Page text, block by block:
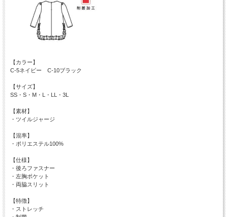
【カラー】
C-5ネイビー C-10ブラック
【サイズ】
SS・S・M・L・LL・3L
【素材】
・ツイルジャージ
【混率】
・ポリエステル100%
【仕様】
・後ろファスナー
・左胸ポケット
・両脇スリット
【特徴】
・ストレッチ